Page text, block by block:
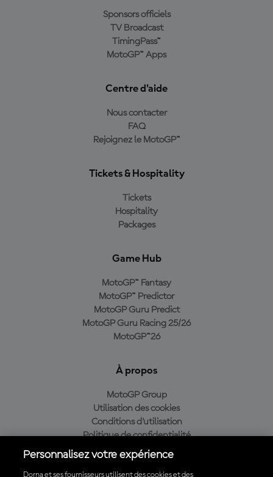
Sponsors officiels
TV Broadcast
TimingPass™
MotoGP™ Apps
Centre d'aide
Nous contacter
FAQ
Rejoignez le MotoGP™
Tickets & Hospitality
Tickets
Hospitality
Packages
Game Hub
MotoGP™ Fantasy
MotoGP™ Predictor
MotoGP Guru Predict
MotoGP Guru Racing 25/26
MotoGP™26
À propos
MotoGP Group
Utilisation des cookies
Conditions d'utilisation
Politique de confidentialité
Politique d’achat
Personnalisez votre expérience
Dorna et ses fournisseurs utilisent des cookies et des